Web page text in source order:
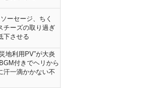
ーセージ、ちく
チーズの取り過ぎ
下させる
地利用PV”が大炎
付きでヘリから
汗一滴かかない不